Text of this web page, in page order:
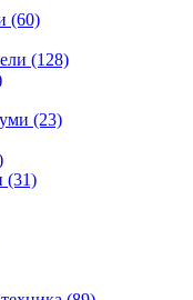
(60)
(128)
(23)
(31)